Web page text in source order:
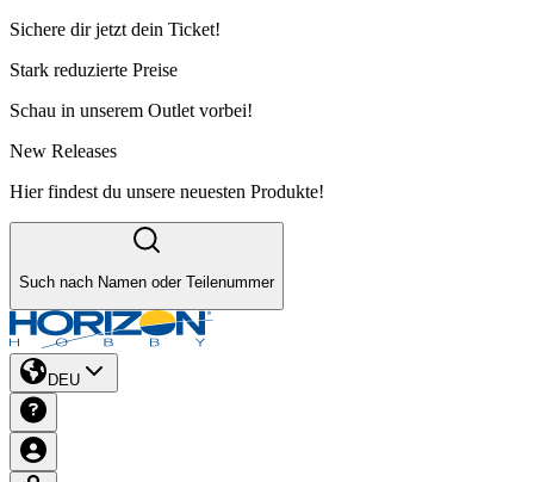
Sichere dir jetzt dein Ticket!
Stark reduzierte Preise
Schau in unserem Outlet vorbei!
New Releases
Hier findest du unsere neuesten Produkte!
Such nach Namen oder Teilenummer
DEU